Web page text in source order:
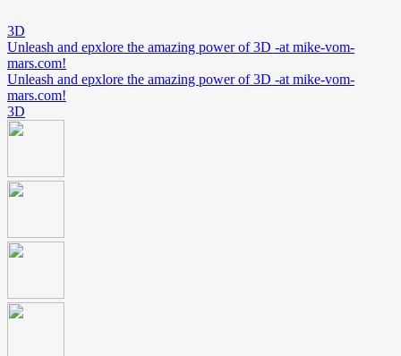
3D
Unleash and epxlore the amazing power of 3D -at mike-vom-
mars.com!
Unleash and epxlore the amazing power of 3D -at mike-vom-
mars.com!
3D